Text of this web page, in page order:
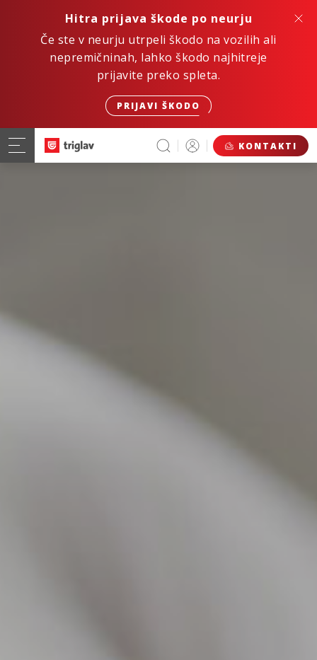
Hitra prijava škode po neurju
Če ste v neurju utrpeli škodo na vozilih ali
nepremičninah, lahko škodo najhitreje
prijavite preko spleta.
PRIJAVI ŠKODO
KONTAKTI